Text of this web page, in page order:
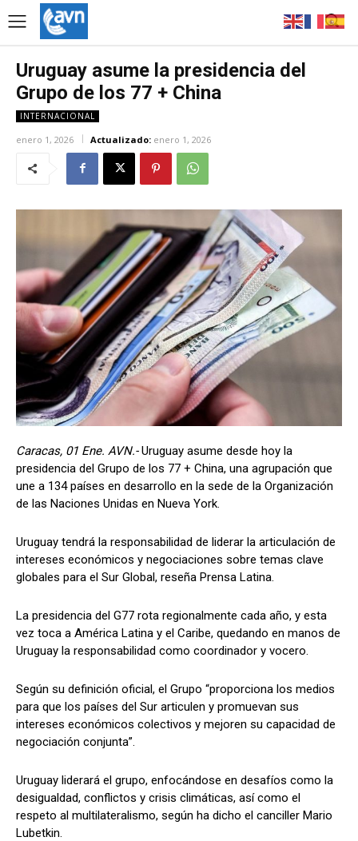
Uruguay asume la presidencia del
Grupo de los 77 + China
INTERNACIONAL
enero 1, 2026 Actualizado: enero 1, 2026
Caracas, 01 Ene. AVN.-Uruguay asume desde hoy la
presidencia del Grupo de los 77 + China, una agrupación que
une a 134 países en desarrollo en la sede de la Organización
de las Naciones Unidas en Nueva York.
Uruguay tendrá la responsabilidad de liderar la articulación de
intereses económicos y negociaciones sobre temas clave
globales para el Sur Global, reseña Prensa Latina.
La presidencia del G77 rota regionalmente cada año, y esta
vez toca a América Latina y el Caribe, quedando en manos de
Uruguay la responsabilidad como coordinador y vocero.
Según su definición oficial, el Grupo “proporciona los medios
para que los países del Sur articulen y promuevan sus
intereses económicos colectivos y mejoren su capacidad de
negociación conjunta”.
Uruguay liderará el grupo, enfocándose en desafíos como la
desigualdad, conflictos y crisis climáticas, así como el
respeto al multilateralismo, según ha dicho el canciller Mario
Lubetkin.